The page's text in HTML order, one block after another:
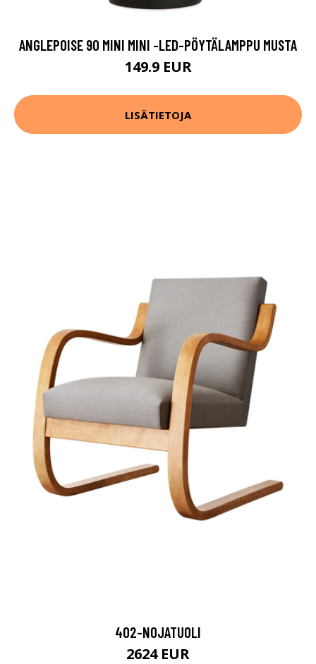
ANGLEPOISE 90 MINI MINI -LED-PÖYTÄLAMPPU MUSTA
149.9 EUR
LISÄTIETOJA
402-NOJATUOLI
2624 EUR